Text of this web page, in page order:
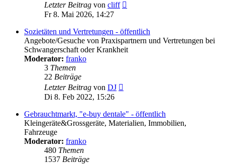
Letzter Beitrag von cliff
Fr 8. Mai 2026, 14:27
Sozietäten und Vertretungen - öffentlich
Angebote/Gesuche von Praxispartnern und Vertretungen bei
Schwangerschaft oder Krankheit
Moderator: franko
3 Themen
22 Beiträge
Letzter Beitrag von DJ
Di 8. Feb 2022, 15:26
Gebrauchtmarkt, "e-buy dentale" - öffentlich
Kleingeräte&Grossgeräte, Materialien, Immobilien,
Fahrzeuge
Moderator: franko
480 Themen
1537 Beiträge